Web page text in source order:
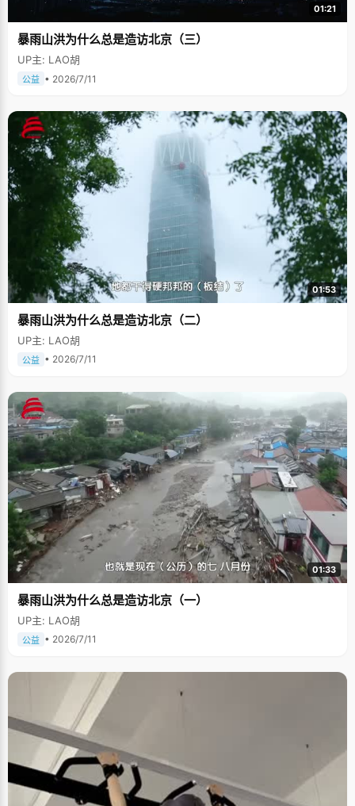
01:21
暴雨山洪为什么总是造访北京（三）
UP主: LAO胡
公益 • 2026/7/11
01:53
暴雨山洪为什么总是造访北京（二）
UP主: LAO胡
公益 • 2026/7/11
01:33
暴雨山洪为什么总是造访北京（一）
UP主: LAO胡
公益 • 2026/7/11